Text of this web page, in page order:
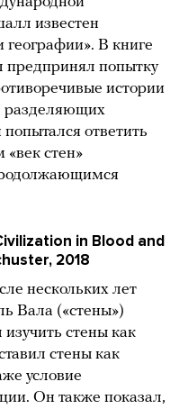
известен
В книге
попытку
истории
разделяющих
ответить
«век стен»
in Blood and
2018
нескольких лет
Вала («стены»)
стены как
стены как
условие
Он также показал,